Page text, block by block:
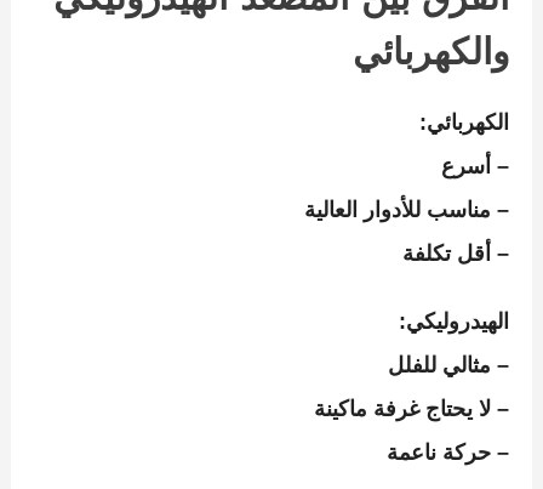
والكهربائي
الكهربائي:
– أسرع
– مناسب للأدوار العالية
– أقل تكلفة
الهيدروليكي:
– مثالي للفلل
– لا يحتاج غرفة ماكينة
– حركة ناعمة